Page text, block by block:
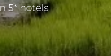
5* hotels